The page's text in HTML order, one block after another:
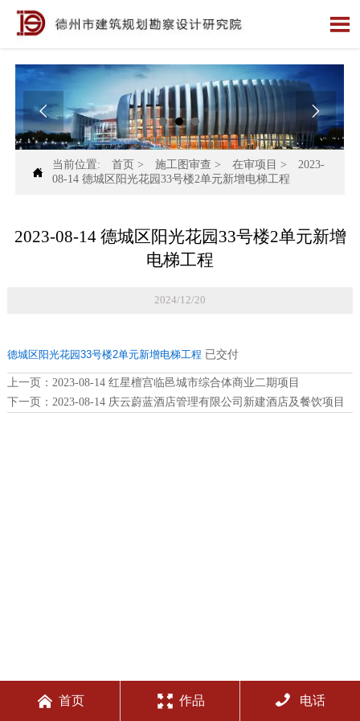

 

当前位置: 首页 > 施工图审查 > 在审项目 >
2023-
08-14 德城区阳光花园33号楼2单元新增电梯工程
2023-08-14 德城区阳光花园33号楼2单元新增
电梯工程
2024/12/20
德城区阳光花园33号楼2单元新增电梯工程 已交付
上一页： 2023-08-14 红星檀宫临邑城市综合体商业二期项目
下一页： 2023-08-14 庆云蔚蓝酒店管理有限公司新建酒店及餐饮项目
 首页  作品  电话